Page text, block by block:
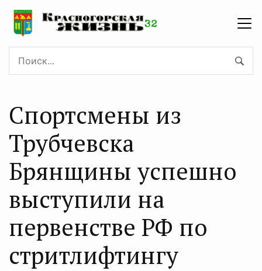
Спортсмены из
Трубчевска
Брянщины успешно
выступили на
первенстве РФ по
стритлифтингу